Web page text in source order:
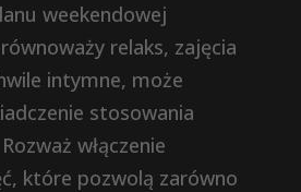
weekendowej
relaks, zajęcia
intymne, może
stosowania
włączenie
które pozwolą zarówno